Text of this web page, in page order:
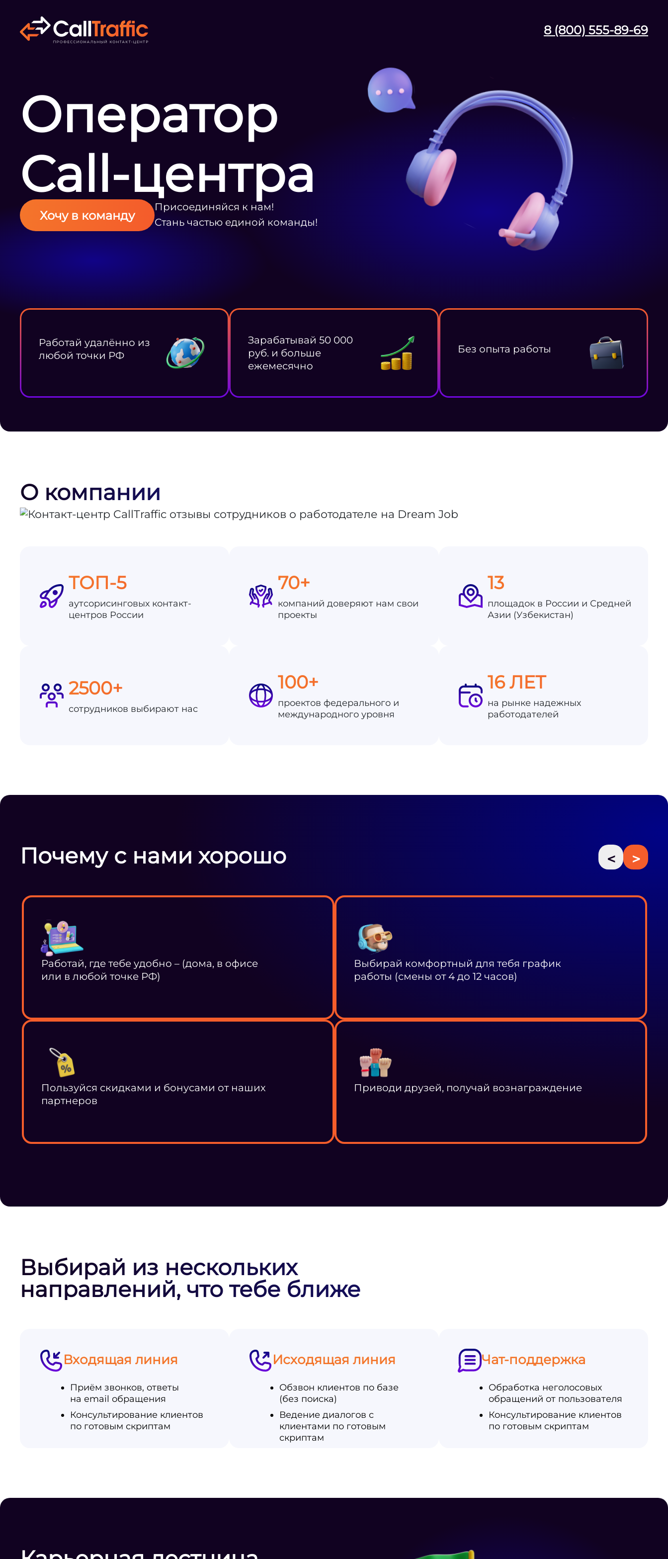
8 (800) 555-89-69
Оператор
Call-центра
Хочу в команду
Присоединяйся к нам!
Стань частью единой команды!
Работай удалённо из
любой точки РФ
Зарабатывай 50 000
руб. и больше
ежемесячно
Без опыта работы
О компании
ТОП-5
аутсорисинговых контакт-
центров России
70+
компаний доверяют нам свои
проекты
13
площадок в России и Средней
Азии (Узбекистан)
2500+
сотрудников выбирают нас
100+
проектов федерального и
международного уровня
16 ЛЕТ
на рынке надежных
работодателей
Почему с нами хорошо < >
Работай, где тебе удобно – (дома, в офисе
или в любой точке РФ)
Выбирай комфортный для тебя график
работы (смены от 4 до 12 часов)
Пользуйся скидками и бонусами от наших
партнеров
Приводи друзей, получай вознаграждение
Выбирай из нескольких
направлений, что тебе ближе
Входящая линия
Приём звонков, ответы
на email обращения
Консультирование клиентов
по готовым скриптам
Исходящая линия
Обзвон клиентов по базе
(без поиска)
Ведение диалогов с
клиентами по готовым
скриптам
Чат-поддержка
Обработка неголосовых
обращений от пользователя
Консультирование клиентов
по готовым скриптам